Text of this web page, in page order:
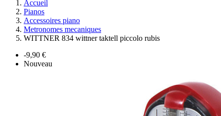
Accueil
Pianos
Accessoires piano
Metronomes mecaniques
WITTNER 834 wittner taktell piccolo rubis
-9,90 €
Nouveau